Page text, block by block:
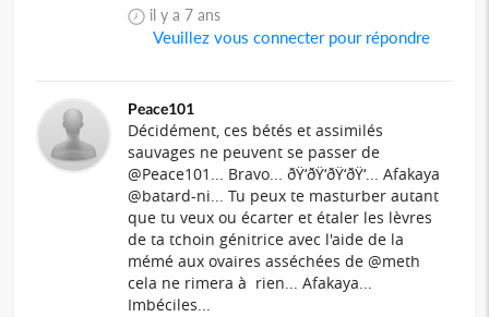
il y a 7 ans
Veuillez vous connecter pour répondre
Peace101
Décidément, ces bétés et assimilés
sauvages ne peuvent se passer de
@Peace101... Bravo... ðŸ‘ðŸ‘ðŸ‘ðŸ‘... Afakaya
@batard-ni... Tu peux te masturber autant
que tu veux ou écarter et étaler les lèvres
de ta tchoin génitrice avec l'aide de la
mémé aux ovaires asséchées de @meth
cela ne rimera à rien... Afakaya...
Imbéciles...